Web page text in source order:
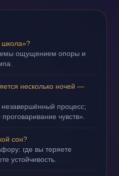
ощущением опоры и
несколько ночей —
процесс;
чувств».
сон?
где вы теряете
устойчивость.